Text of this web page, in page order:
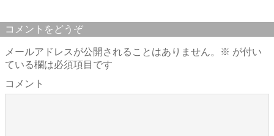
コメントをどうぞ
メールアドレスが公開されることはありません。 ※ が付い
ている欄は必須項目です
コメント